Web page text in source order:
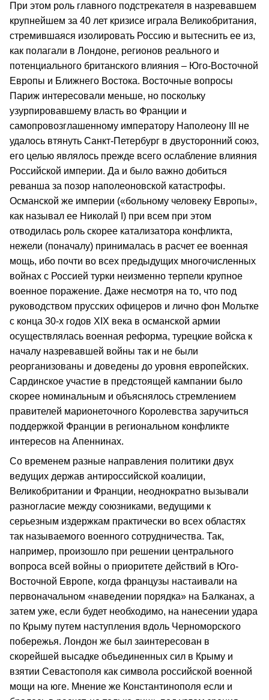
При этом роль главного подстрекателя в назревавшем
крупнейшем за 40 лет кризисе играла Великобритания,
стремившаяся изолировать Россию и вытеснить ее из,
как полагали в Лондоне, регионов реального и
потенциального британского влияния – Юго-Восточной
Европы и Ближнего Востока. Восточные вопросы
Париж интересовали меньше, но поскольку
узурпировавшему власть во Франции и
самопровозглашенному императору Наполеону III не
удалось втянуть Санкт-Петербург в двусторонний союз,
его целью являлось прежде всего ослабление влияния
Российской империи. Да и было важно добиться
реванша за позор наполеоновской катастрофы.
Османской же империи («больному человеку Европы»,
как называл ее Николай I) при всем при этом
отводилась роль скорее катализатора конфликта,
нежели (поначалу) принималась в расчет ее военная
мощь, ибо почти во всех предыдущих многочисленных
войнах с Россией турки неизменно терпели крупное
военное поражение. Даже несмотря на то, что под
руководством прусских офицеров и лично фон Мольтке
с конца 30-х годов ХIХ века в османской армии
осуществлялась военная реформа, турецкие войска к
началу назревавшей войны так и не были
реорганизованы и доведены до уровня европейских.
Сардинское участие в предстоящей кампании было
скорее номинальным и объяснялось стремлением
правителей марионеточного Королевства заручиться
поддержкой Франции в региональном конфликте
интересов на Апеннинах.
Со временем разные направления политики двух
ведущих держав антироссийской коалиции,
Великобритании и Франции, неоднократно вызывали
разногласие между союзниками, ведущими к
серьезным издержкам практически во всех областях
так называемого военного сотрудничества. Так,
например, произошло при решении центрального
вопроса всей войны о приоритете действий в Юго-
Восточной Европе, когда французы настаивали на
первоначальном «наведении порядка» на Балканах, а
затем уже, если будет необходимо, на нанесении удара
по Крыму путем наступления вдоль Черноморского
побережья. Лондон же был заинтересован в
скорейшей высадке объединенных сил в Крыму и
взятии Севастополя как символа российской военной
мощи на юге. Мнение же Константинополя если и